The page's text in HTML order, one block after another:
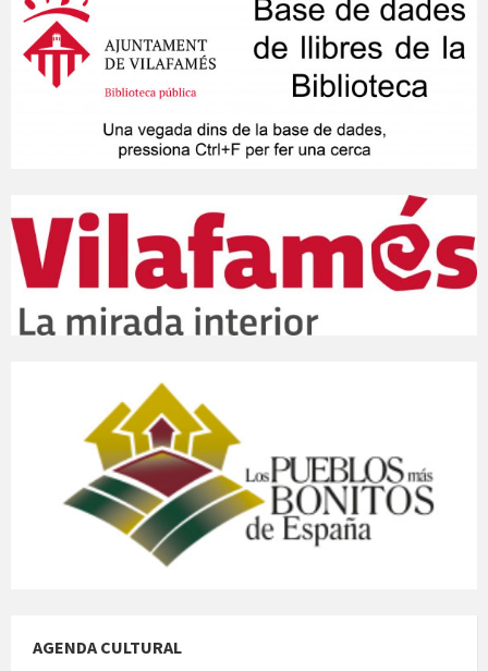
AGENDA CULTURAL